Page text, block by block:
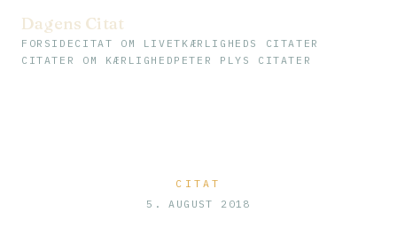
Dagens Citat
FORSIDE CITAT OM LIVET KÆRLIGHEDS CITATER
CITATER OM KÆRLIGHED PETER PLYS CITATER
CITAT
5. AUGUST 2018